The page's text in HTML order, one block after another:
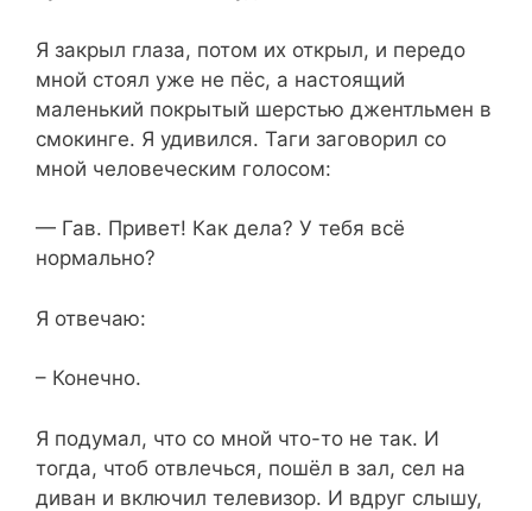
Я закрыл глаза, потом их открыл, и передо
мной стоял уже не пёс, а настоящий
маленький покрытый шерстью джентльмен в
смокинге. Я удивился. Таги заговорил со
мной человеческим голосом:
— Гав. Привет! Как дела? У тебя всё
нормально?
Я отвечаю:
– Конечно.
Я подумал, что со мной что-то не так. И
тогда, чтоб отвлечься, пошёл в зал, сел на
диван и включил телевизор. И вдруг слышу,